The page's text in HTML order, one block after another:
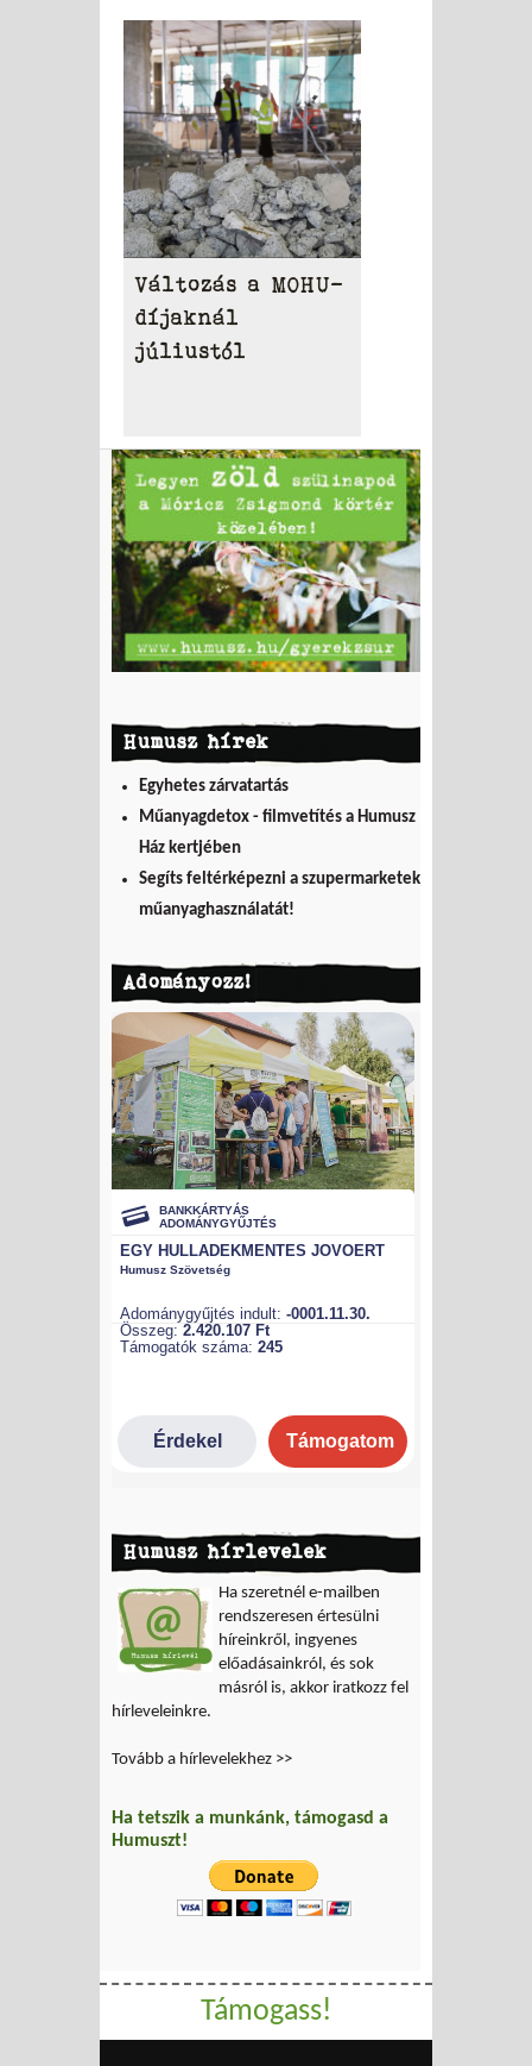
Változás a MOHU-
díjaknál
júliustól
Humusz hírek
Egyhetes zárvatartás
Műanyagdetox - filmvetítés a Humusz
Ház kertjében
Segíts feltérképezni a szupermarketek
műanyaghasználatát!
Adományozz!
Humusz hírlevelek
Ha szeretnél e-mailben
rendszeresen értesülni
híreinkről, ingyenes
előadásainkról, és sok
másról is, akkor iratkozz fel
hírleveleinkre.
Tovább a hírlevelekhez >>
Ha tetszik a munkánk, támogasd a
Humuszt!
Támogass!